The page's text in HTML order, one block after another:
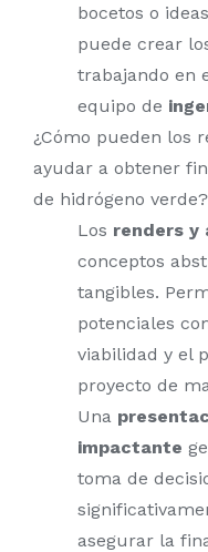
bocetos o
puede crear
trabajando en
equipo de
¿Cómo pueden los
ayudar a obtener
de hidrógeno verde?
Los renders y
conceptos
tangibles.
potenciales
viabilidad y el
proyecto de
Una
impactante
toma de
asegurar la